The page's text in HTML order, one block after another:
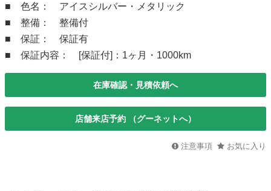
■ 色名： アイスシルバー・メタリック
■ 整備： 整備付
■ 保証： 保証有
■ 保証内容： [保証付]：1ヶ月・1000km
在庫確認・見積依頼へ
店舗来店予約 （グーネットへ）
注意事項 お気に入り